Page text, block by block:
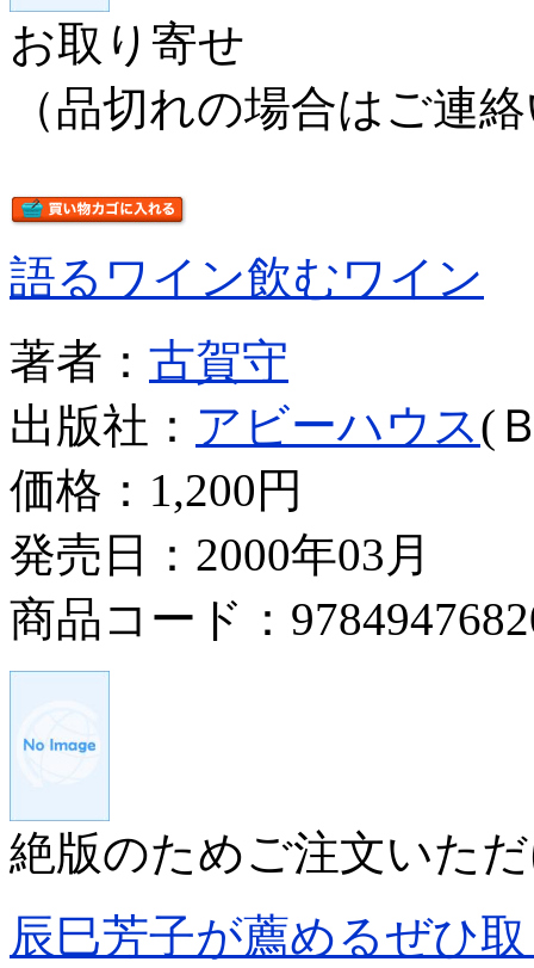
お取り寄せ
（品切れの場合はご連
語るワイン飲むワイン
著者： 古賀守
出版社： アビーハウス(
価格： 1,200円
発売日：2000年03月
商品コード：
絶版のためご注文いた
辰巳芳子が薦めるぜひ